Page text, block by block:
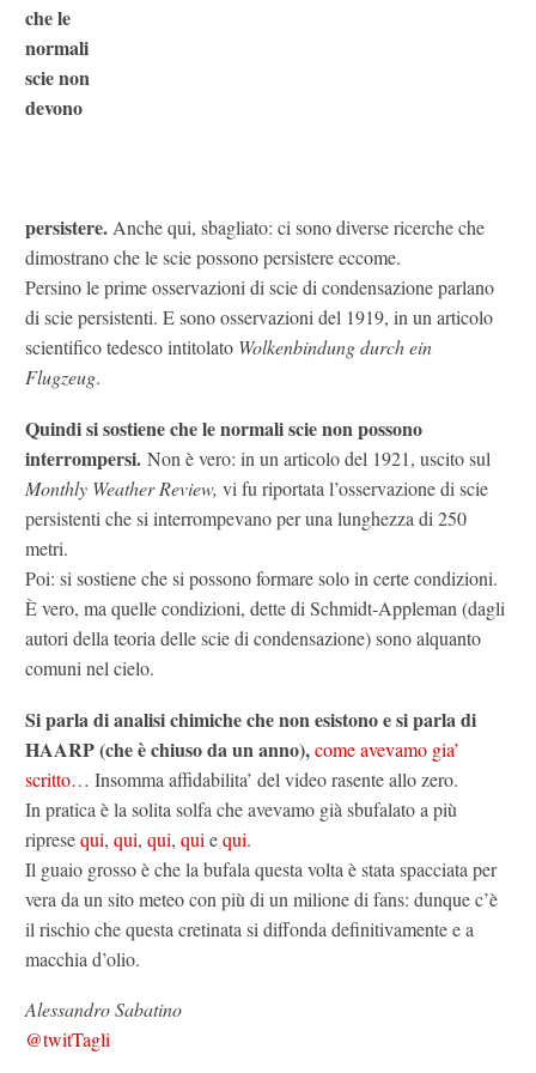
che le
normali
scie non
devono
persistere.Anche qui, sbagliato: ci sono diverse ricerche che
dimostrano che le scie possono persistere eccome.
Persino le prime osservazioni di scie di condensazione parlano
di scie persistenti. E sono osservazioni del 1919, in un articolo
scientifico tedesco intitolato Wolkenbindung durch ein
Flugzeug.
Quindi si sostiene che le normali scie non possono
interrompersi. Non è vero: in un articolo del 1921, uscito sul
Monthly Weather Review, vi fu riportata l’osservazione di scie
persistenti che si interrompevano per una lunghezza di 250
metri.
Poi: si sostiene che si possono formare solo in certe condizioni.
È vero, ma quelle condizioni, dette di Schmidt-Appleman (dagli
autori della teoria delle scie di condensazione) sono alquanto
comuni nel cielo.
Si parla di analisi chimiche che non esistono e si parla di
HAARP (che è chiuso da un anno),come avevamo gia’
scritto… Insomma affidabilita’ del video rasente allo zero.
In pratica è la solita solfa che avevamo già sbufalato a più
ripresequi, qui, qui, qui equi.
Il guaio grosso è che la bufala questa volta è stata spacciata per
vera da un sito meteo con più di un milione di fans: dunque c’è
il rischio che questa cretinata si diffonda definitivamente e a
macchia d’olio.
Alessandro Sabatino
@twitTagli